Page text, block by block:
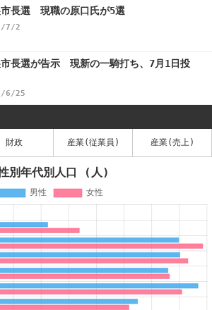
長選 現職の原口氏が5選
7/2
長選が告示 現新の一騎打ち、7月1日投
6/25
財政 産業(従業員) 産業(売上)
別年代別人口 (人)